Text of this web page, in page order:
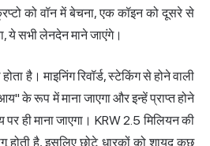
को वॉन में बेचना, एक कॉइन को दूसरे से
ये सभी लेनदेन माने जाएंगे।
है। माइनिंग रिवॉर्ड, स्टेकिंग से होने वाली
के रूप में माना जाएगा और इन्हें प्राप्त होने
ही माना जाएगा। KRW 2.5 मिलियन की
होती है, इसलिए छोटे धारकों को शायद कुछ